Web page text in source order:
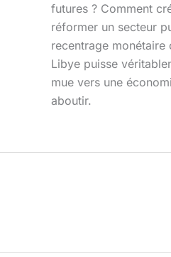
futures ? Comment
réformer un secteur
recentrage monétaire
Libye puisse
mue vers une
aboutir.